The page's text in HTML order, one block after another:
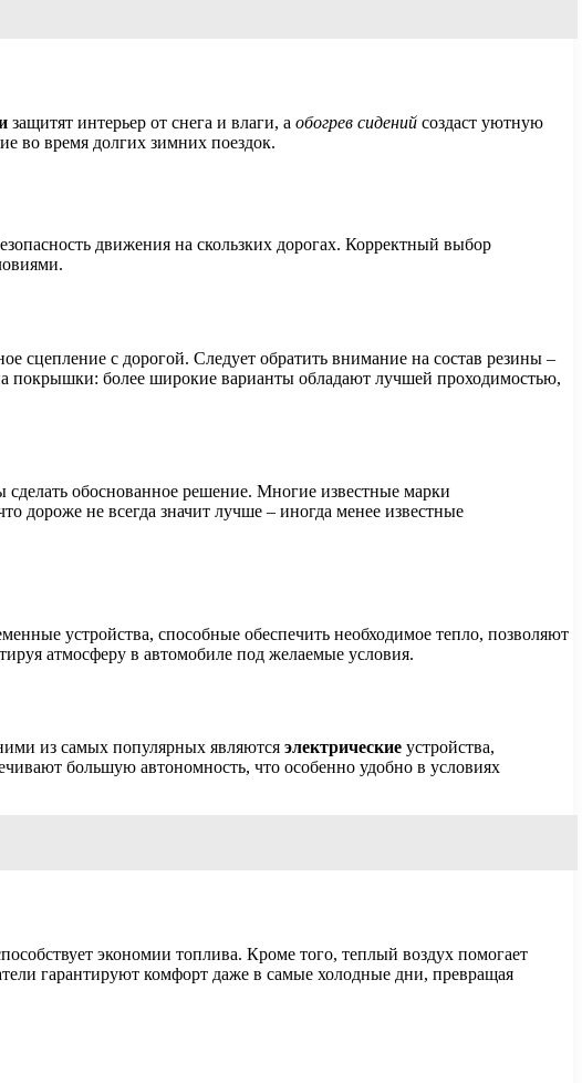
защитят интерьер от снега и влаги, а обогрев сидений создаст уютную
во время долгих зимних поездок.
движения на скользких дорогах. Корректный выбор
с дорогой. Следует обратить внимание на состав резины –
покрышки: более широкие варианты обладают лучшей проходимостью,
обоснованное решение. Многие известные марки
дороже не всегда значит лучше – иногда менее известные
устройства, способные обеспечить необходимое тепло, позволяют
атмосферу в автомобиле под желаемые условия.
из самых популярных являются электрические устройства,
большую автономность, что особенно удобно в условиях
экономии топлива. Кроме того, теплый воздух помогает
гарантируют комфорт даже в самые холодные дни, превращая